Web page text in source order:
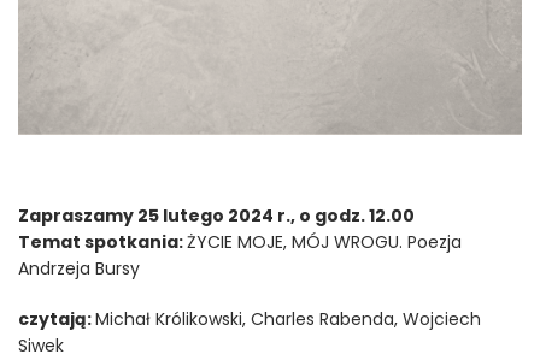
Zapraszamy 25 lutego 2024 r., o godz. 12.00
Temat spotkania:ŻYCIE MOJE, MÓJ WROGU. Poezja
Andrzeja Bursy
czytają:Michał Królikowski, Charles Rabenda, Wojciech
Siwek